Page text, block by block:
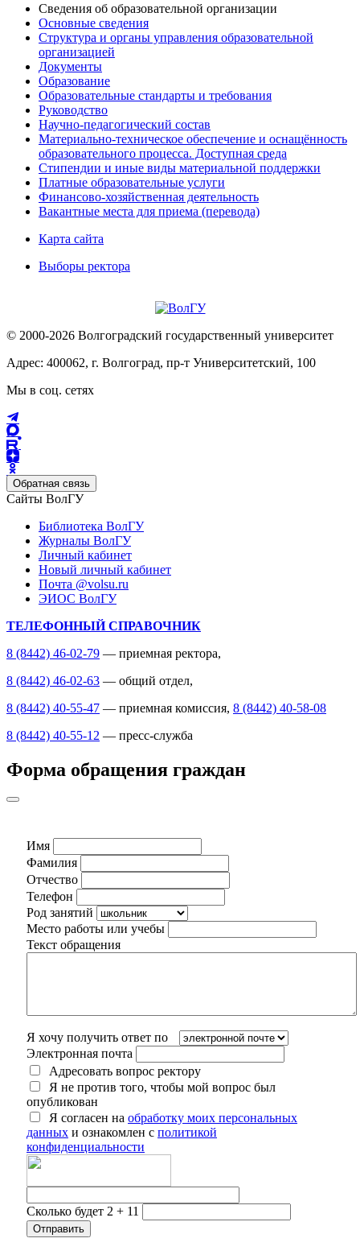
Сведения об образовательной организации
Основные сведения
Структура и органы управления образовательной
организацией
Документы
Образование
Образовательные стандарты и требования
Руководство
Научно-педагогический состав
Материально-техническое обеспечение и оснащённость
образовательного процесса. Доступная среда
Стипендии и иные виды материальной поддержки
Платные образовательные услуги
Финансово-хозяйственная деятельность
Вакантные места для приема (перевода)
Карта сайта
Выборы ректора
© 2000-2026 Волгоградский государственный университет
Адрес: 400062, г. Волгоград, пр-т Университетский, 100
Мы в соц. сетях
Обратная связь
Сайты ВолГУ
Библиотека ВолГУ
Журналы ВолГУ
Личный кабинет
Новый личный кабинет
Почта @volsu.ru
ЭИОС ВолГУ
ТЕЛЕФОННЫЙ СПРАВОЧНИК
8 (8442) 46-02-79 — приемная ректора,
8 (8442) 46-02-63 — общий отдел,
8 (8442) 40-55-47 — приемная комиссия, 8 (8442) 40-58-08
8 (8442) 40-55-12 — пресс-служба
Форма обращения граждан
Имя
Фамилия
Отчество
Телефон
Род занятий
Место работы или учебы
Текст обращения
Я хочу получить ответ по
Электронная почта
Адресовать вопрос ректору
Я не против того, чтобы мой вопрос был
опубликован
Я согласен на обработку моих персональных
данных и ознакомлен с политикой
конфиденциальности
Сколько будет 2 + 11